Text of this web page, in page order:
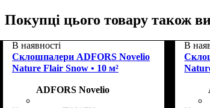
Покупці цього товару також
В наявності
Склошпалери ADFORS Novelio
Nature Flair Snow • 10 м²
ADFORS Novelio
В